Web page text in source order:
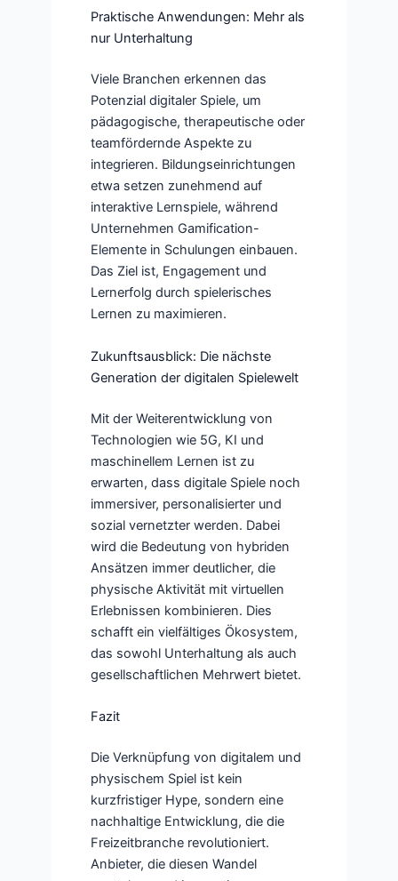
Praktische Anwendungen: Mehr als
nur Unterhaltung
Viele Branchen erkennen das
Potenzial digitaler Spiele, um
pädagogische, therapeutische oder
teamfördernde Aspekte zu
integrieren. Bildungseinrichtungen
etwa setzen zunehmend auf
interaktive Lernspiele, während
Unternehmen Gamification-
Elemente in Schulungen einbauen.
Das Ziel ist, Engagement und
Lernerfolg durch spielerisches
Lernen zu maximieren.
Zukunftsausblick: Die nächste
Generation der digitalen Spielewelt
Mit der Weiterentwicklung von
Technologien wie 5G, KI und
maschinellem Lernen ist zu
erwarten, dass digitale Spiele noch
immersiver, personalisierter und
sozial vernetzter werden. Dabei
wird die Bedeutung von hybriden
Ansätzen immer deutlicher, die
physische Aktivität mit virtuellen
Erlebnissen kombinieren. Dies
schafft ein vielfältiges Ökosystem,
das sowohl Unterhaltung als auch
gesellschaftlichen Mehrwert bietet.
Fazit
Die Verknüpfung von digitalem und
physischem Spiel ist kein
kurzfristiger Hype, sondern eine
nachhaltige Entwicklung, die die
Freizeitbranche revolutioniert.
Anbieter, die diesen Wandel